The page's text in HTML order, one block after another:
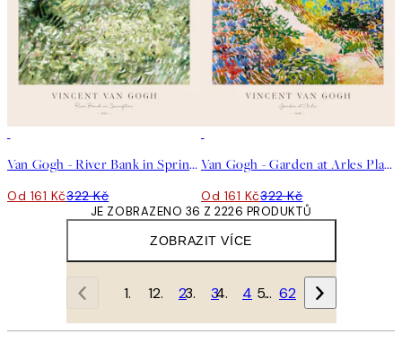
Van Gogh - River Bank in Springtime Plakát
Od 161 Kč322 Kč
Van Gogh - Garden at Arles Plakát
Od 161 Kč322 Kč
ZOBRAZIT VÍCE
JE ZOBRAZENO 36 Z 2226 PRODUKTŮ
1 2 3 4 … 62